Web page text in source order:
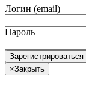
Логин (email)
Пароль
Зарегистрироваться
×Закрыть